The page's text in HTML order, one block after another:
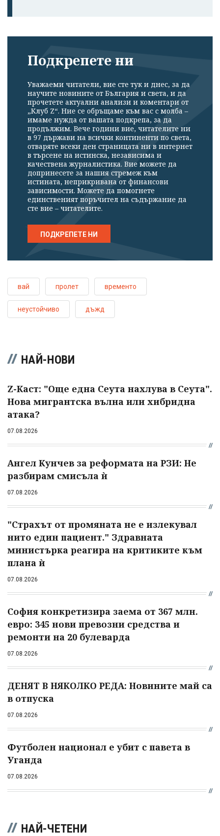
Подкрепете ни
Уважаеми читатели, вие сте тук и днес, за да
научите новините от България и света, и да
прочетете актуални анализи и коментари от
„Клуб Z“. Ние се обръщаме към вас с молба –
имаме нужда от вашата подкрепа, за да
продължим. Вече години вие, читателите ни
в 97 държави на всички континенти по света,
отваряте всеки ден страницата ни в интернет
в търсене на истинска, независима и
качествена журналистика. Вие можете да
допринесете за нашия стремеж към
истината, неприкривана от финансови
зависимости. Можете да помогнете
единственият поръчител на съдържание да
сте вие – читателите.
ПОДКРЕПЕТЕ НИ
вай пролет временто
неустойчиво дъжд
НАЙ-НОВИ
Z-Каст: "Още една Сеута нахлува в Сеута".
Нова мигрантска вълна или хибридна
атака?
07.08.2026
Ангел Кунчев за реформата на РЗИ: Не
разбирам смисъла ѝ
07.08.2026
"Страхът от промяната не е излекувал
нито един пациент." Здравната
министърка реагира на критиките към
плана ѝ
07.08.2026
София конкретизира заема от 367 млн.
евро: 345 нови превозни средства и
ремонти на 20 булеварда
07.08.2026
ДЕНЯТ В НЯКОЛКО РЕДА: Новините май са
в отпуска
07.08.2026
Футболен национал е убит с павета в
Уганда
07.08.2026
НАЙ-ЧЕТЕНИ